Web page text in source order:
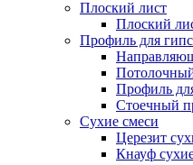
Плоский лист
Плоский
Профиль для
Профиль
Стоечный
Сухие смеси
Церезит
Кнауф